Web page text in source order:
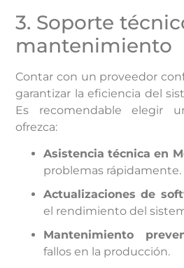
3. Soporte
mantenimiento
Contar con un proveedor
garantizar la eficiencia del
Es recomendable elegir
ofrezca:
Asistencia técnica en
problemas rápidamente.
Actualizaciones de
el rendimiento del
Mantenimiento
fallos en la producción.